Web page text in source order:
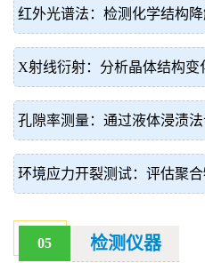
红外光谱法：检测化学结构
X射线衍射：分析晶体结构变
孔隙率测量：通过液体浸渍
环境应力开裂测试：评估聚
05 检测仪器